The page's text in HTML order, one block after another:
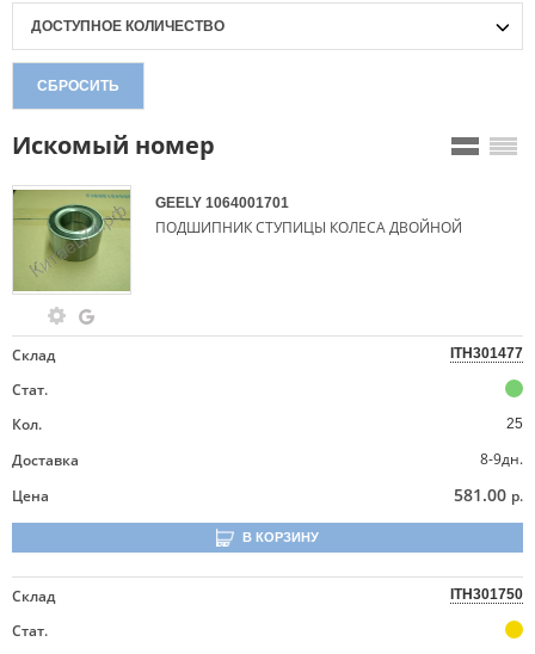
ДОСТУПНОЕ КОЛИЧЕСТВО
СБРОСИТЬ
Искомый номер
GEELY 1064001701
ПОДШИПНИК СТУПИЦЫ КОЛЕСА ДВОЙНОЙ
Склад ITH301477
Стат.
Кол.
25
Доставка
8-9дн.
Цена
581.00 р.
В КОРЗИНУ
Склад ITH301750
Стат.